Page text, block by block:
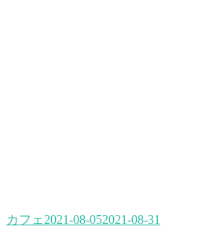
カフェ 2021-08-052021-08-31